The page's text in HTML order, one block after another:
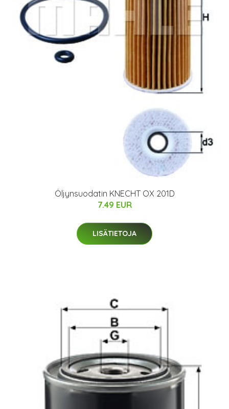
Öljynsuodatin KNECHT OX 201D
7.49 EUR
LISÄTIETOJA